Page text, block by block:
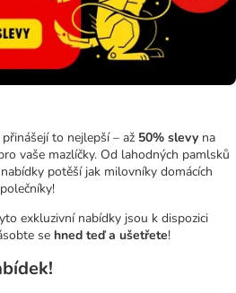
to nejlepší – až 50% slevy na
vaše mazlíčky. Od lahodných pamlsků
potěší jak milovníky domácích
exkluzivní nabídky jsou k dispozici
se hned teď a ušetřete!